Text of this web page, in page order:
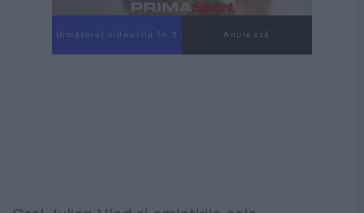
Următorul videoclip în 4 Anulează